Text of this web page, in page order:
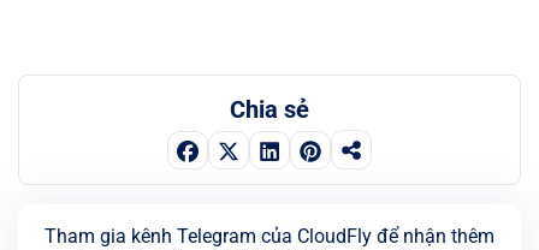
Chia sẻ
Tham gia kênh Telegram của CloudFly để nhận thêm